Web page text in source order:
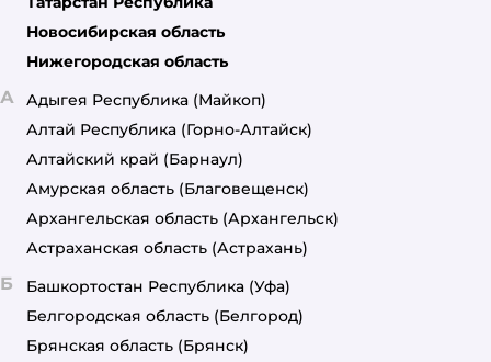
Новосибирская область
Нижегородская область
А Адыгея Республика (Майкоп)
Алтай Республика (Горно-Алтайск)
Алтайский край (Барнаул)
Амурская область (Благовещенск)
Архангельская область (Архангельск)
Астраханская область (Астрахань)
Б Башкортостан Республика (Уфа)
Белгородская область (Белгород)
Брянская область (Брянск)